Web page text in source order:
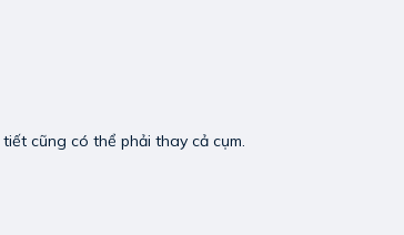
cũng có thể phải thay cả cụm.